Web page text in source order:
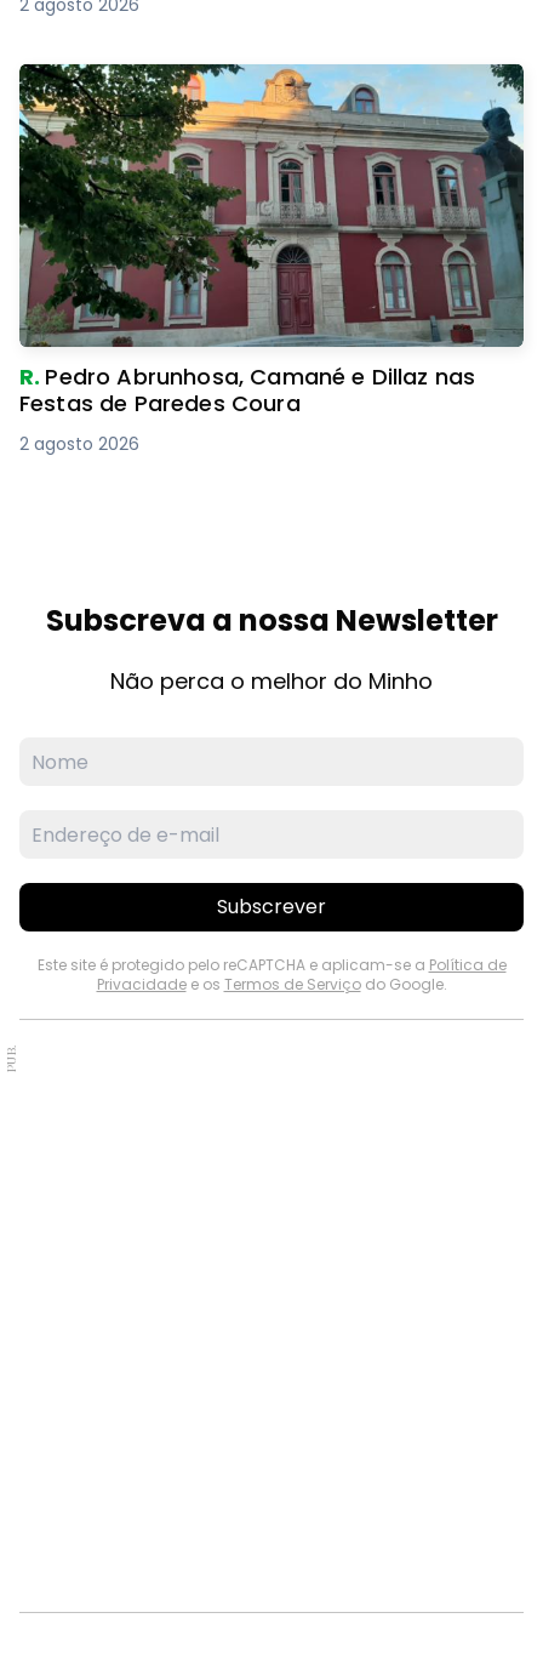
2 agosto 2026
R. Pedro Abrunhosa, Camané e Dillaz nas
Festas de Paredes Coura
2 agosto 2026
Subscreva a nossa Newsletter
Não perca o melhor do Minho
Subscrever
Este site é protegido pelo reCAPTCHA e aplicam-se a Política de
Privacidadee os Termos de Serviçodo Google.
PUB.